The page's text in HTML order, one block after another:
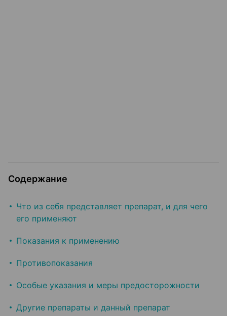
Содержание
Что из себя представляет препарат, и для чего
его применяют
Показания к применению
Противопоказания
Особые указания и меры предосторожности
Другие препараты и данный препарат